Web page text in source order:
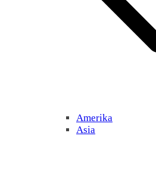
Amerika
Asia